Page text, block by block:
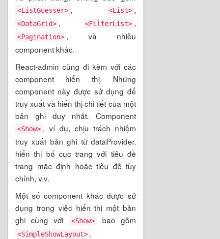
<ListGuesser> , <List> ,
<DataGrid> , <FilterList> ,
<Pagination> , và nhiều
component khác.
React-admin cũng đi kèm với các
component hiển thị. Những
component này được sử dụng để
truy xuất và hiển thị chi tiết của một
bản ghi duy nhất. Component
<Show> , ví dụ, chịu trách nhiệm
truy xuất bản ghi từ dataProvider.
hiển thị bố cục trang với tiêu đề
trang mặc định hoặc tiêu đề tùy
chỉnh, v.v.
Một số component khác được sử
dụng trong việc hiển thị một bản
ghi cùng với
<Show> bao gồm
<SimpleShowLayout> ,